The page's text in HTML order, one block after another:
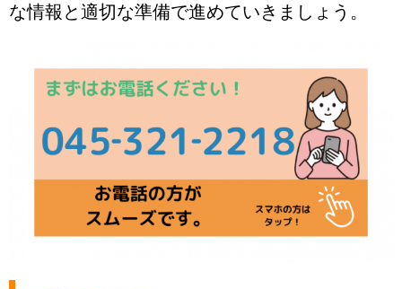
な情報と適切な準備で進めていきましょう。